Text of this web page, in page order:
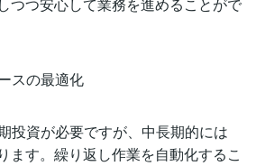
スの最適化
投資が必要ですが、中長期的には
ます。繰り返し作業を自動化するこ